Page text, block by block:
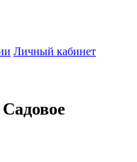
Личный кабинет